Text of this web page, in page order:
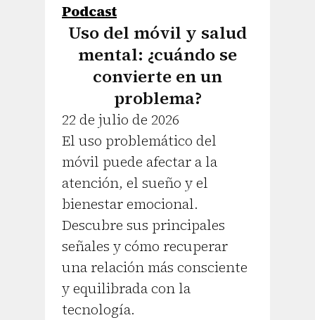
Podcast
Uso del móvil y salud
mental: ¿cuándo se
convierte en un
problema?
22 de julio de 2026
El uso problemático del
móvil puede afectar a la
atención, el sueño y el
bienestar emocional.
Descubre sus principales
señales y cómo recuperar
una relación más consciente
y equilibrada con la
tecnología.